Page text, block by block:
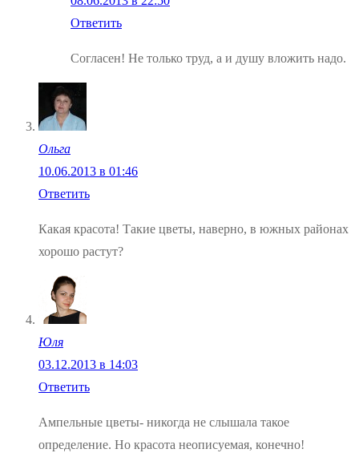
Ответить
Согласен! Не только труд, а и душу вложить надо.
Ольга
10.06.2013 в 01:46
Ответить
Какая красота! Такие цветы, наверно, в южных районах
хорошо растут?
Юля
03.12.2013 в 14:03
Ответить
Ампельные цветы- никогда не слышала такое
определение. Но красота неописуемая, конечно!